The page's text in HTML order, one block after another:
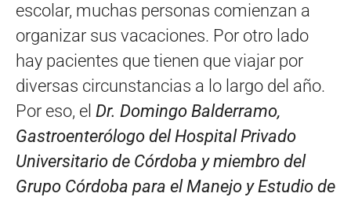
escolar, muchas personas comienzan a
organizar sus vacaciones. Por otro lado
hay pacientes que tienen que viajar por
diversas circunstancias a lo largo del año.
Por eso, el Dr. Domingo Balderramo,
Gastroenterólogo del Hospital Privado
Universitario de Córdoba y miembro del
Grupo Córdoba para el Manejo y Estudio de